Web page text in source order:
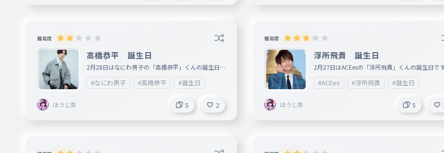
難易度
高橋恭平 誕生日
2月28日はなにわ男子の「高橋恭平」くんの誕生日
です🎂
#なにわ男子 #高橋恭平 #誕生日
ほうじ茶 5 2
難易度
浮所飛貴 誕生日
2月27日はACEesの「浮所飛貴」くんの誕生日で
#ACEes #浮所飛貴 #誕生日
ほうじ茶 5